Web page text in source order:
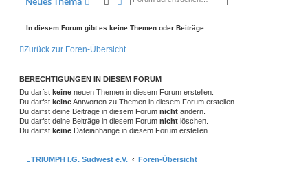
In diesem Forum gibt es keine Themen oder Beiträge.
Zurück zur Foren-Übersicht
BERECHTIGUNGEN IN DIESEM FORUM
Du darfst keine neuen Themen in diesem Forum erstellen.
Du darfst keineAntworten zu Themen in diesem Forum erstellen.
Du darfst deine Beiträge in diesem Forum nicht ändern.
Du darfst deine Beiträge in diesem Forum nicht löschen.
Du darfst keine Dateianhänge in diesem Forum erstellen.
TRIUMPH I.G. Südwest e.V. Foren-Übersicht